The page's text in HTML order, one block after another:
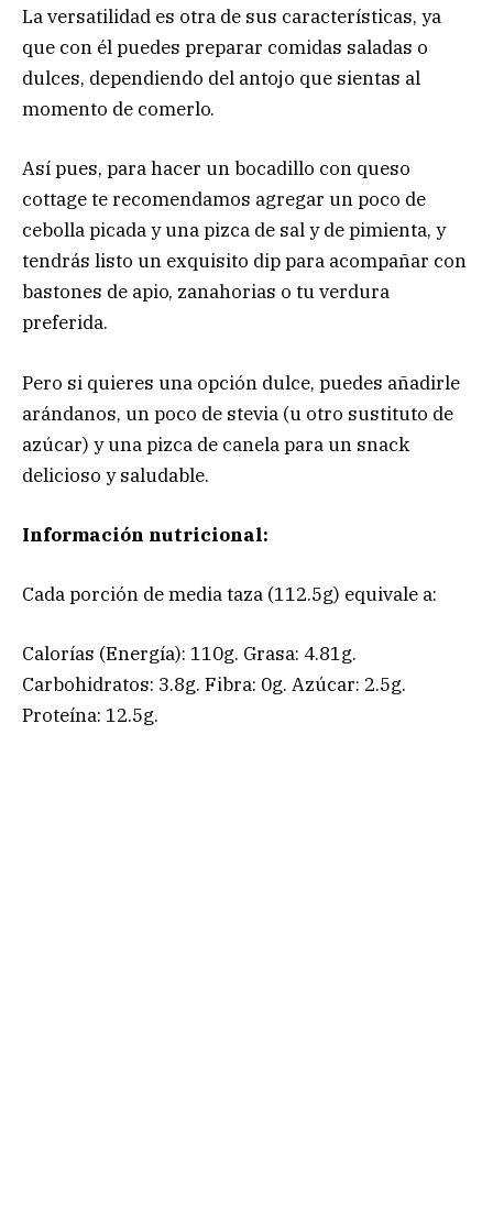
La versatilidad es otra de sus características, ya
que con él puedes preparar comidas saladas o
dulces, dependiendo del antojo que sientas al
momento de comerlo.
Así pues, para hacer un bocadillo con queso
cottage te recomendamos agregar un poco de
cebolla picada y una pizca de sal y de pimienta, y
tendrás listo un exquisito dip para acompañar con
bastones de apio, zanahorias o tu verdura
preferida.
Pero si quieres una opción dulce, puedes añadirle
arándanos, un poco de stevia (u otro sustituto de
azúcar) y una pizca de canela para un snack
delicioso y saludable.
Información nutricional:
Cada porción de media taza (112.5g) equivale a:
Calorías (Energía): 110g. Grasa: 4.81g.
Carbohidratos: 3.8g. Fibra: 0g. Azúcar: 2.5g.
Proteína: 12.5g.